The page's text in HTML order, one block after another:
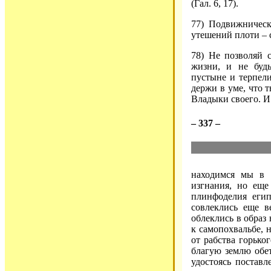
(Гал. 6, 17).
77)
утешений плоти –
78) Не позволяй
жизни, и не будь
пустыне и
держи в уме, что
Владыки своего.
– 337 –
находимся мы в
изгнания, но
плинфоделия
совлеклись еще
облеклись в
к самопохвальбе,
от рабства
благую землю
удостоясь